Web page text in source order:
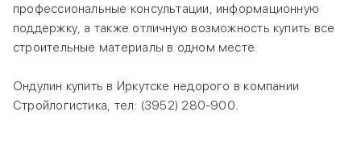
профессиональные консультации, информационную
поддержку, а также отличную возможность купить все
строительные материалы в одном месте.
Ондулин купить в Иркутске недорого в компании
Стройлогистика, тел: (3952) 280-900.